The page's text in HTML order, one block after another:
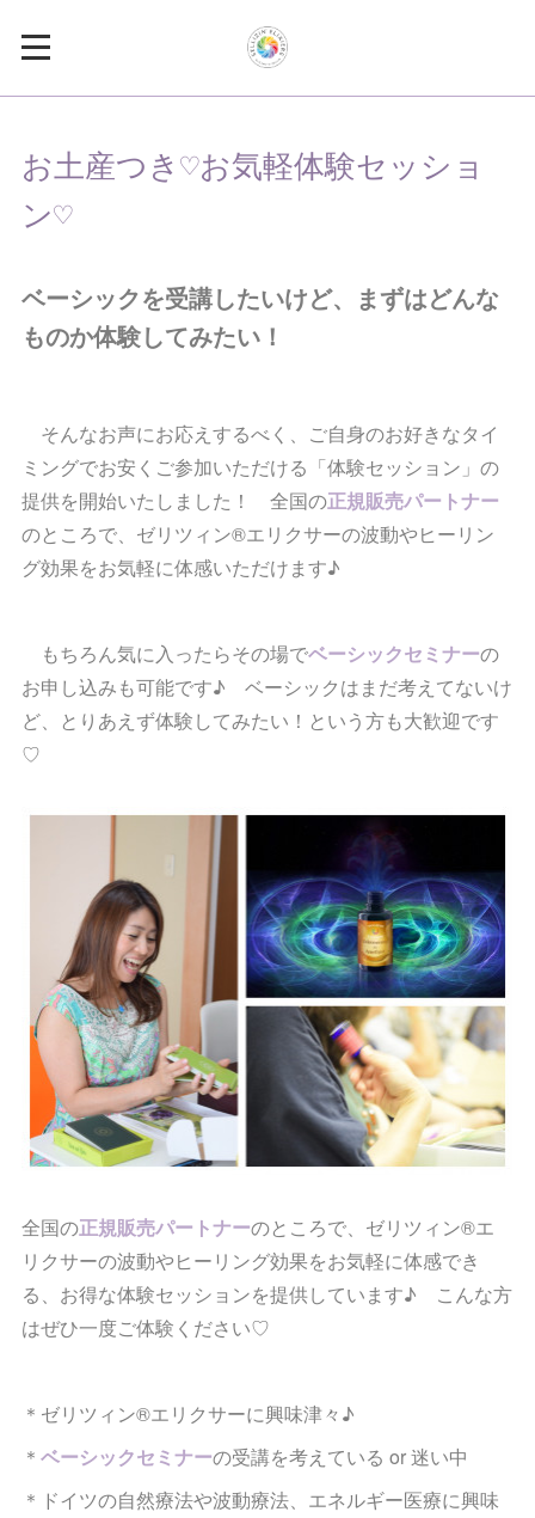
お土産つき♡お気軽体験セッショ
ン♡
ベーシックを受講したいけど、まずはどんな
ものか体験してみたい！
そんなお声にお応えするべく、ご自身のお好きなタイ
ミングでお安くご参加いただける「体験セッション」の
提供を開始いたしました！ 全国の正規販売パートナー
のところで、ゼリツィン®︎エリクサーの波動やヒーリン
グ効果をお気軽に体感いただけます♪
もちろん気に入ったらその場でベーシックセミナーの
お申し込みも可能です♪ ベーシックはまだ考えてないけ
ど、とりあえず体験してみたい！という方も大歓迎です
♡
全国の正規販売パートナーのところで、ゼリツィン®︎エ
リクサーの波動やヒーリング効果をお気軽に体感でき
る、お得な体験セッションを提供しています♪ こんな方
はぜひ一度ご体験ください♡
＊ゼリツィン®︎エリクサーに興味津々♪
＊ベーシックセミナーの受講を考えている or 迷い中
＊ドイツの自然療法や波動療法、エネルギー医療に興味